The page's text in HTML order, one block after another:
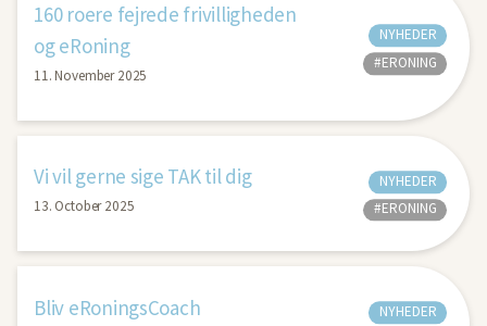
160 roere fejrede frivilligheden
og eRoning
11. November 2025
NYHEDER
#ERONING
Vi vil gerne sige TAK til dig
13. October 2025
NYHEDER
#ERONING
Bliv eRoningsCoach
NYHEDER